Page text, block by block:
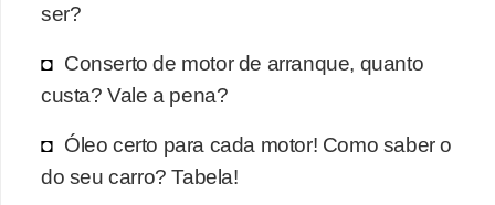
ser?
Conserto de motor de arranque, quanto
custa? Vale a pena?
Óleo certo para cada motor! Como saber o
do seu carro? Tabela!
a
D
i